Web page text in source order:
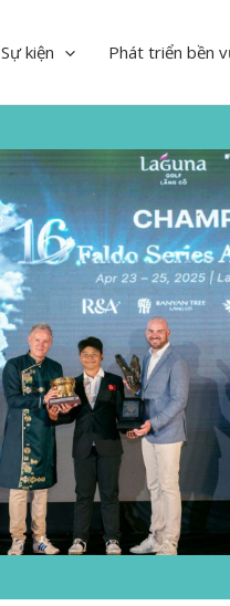
Sự kiện Phát triển bền